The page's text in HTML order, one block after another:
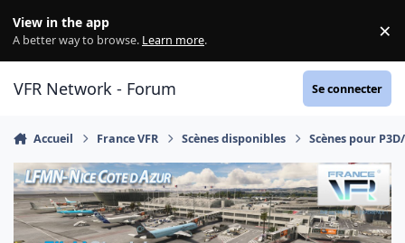
View in the app
A better way to browse. Learn more. ×
VFR Network - Forum Se connecter
Accueil France VFR Scènes disponibles Scènes pour